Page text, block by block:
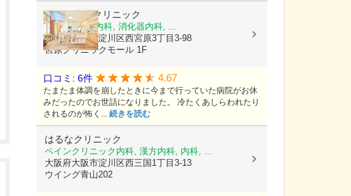
ひさこ内科クリニック
内科, 呼吸器内科, 消化器内科, ...
大阪府大阪市淀川区西宮原3丁目3-98
宮原クリニックモール 1F
口コミ: 6件 4.67
たまたま体調を崩したときに今まで行っていた病院がお休
みだったのでお世話になりました。 冷たくあしらわれたり
されるのが怖く... 続きを読む
はるなクリニック
ペインクリニック内科, 漢方内科, 内科, ...
大阪府大阪市淀川区西三国1丁目3-13
ウイング青山202